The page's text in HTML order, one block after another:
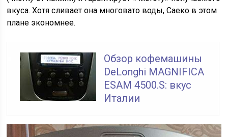
вкуса. Хотя сливает она многовато воды, Саеко в этом
плане экономнее.
Обзор кофемашины
DeLonghi MAGNIFICA
ESAM 4500.S: вкус
Италии